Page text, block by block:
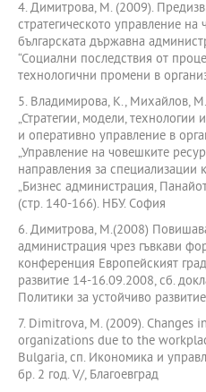
4. Димитрова, М. (2009).
стратегическото управление
българската държавна
“Социални последствия от
технологични промени в
5. Владимирова, К., Михайлов,
„Стратегии, модели, технологии
и оперативно управление в
„Управление на човешките
направления за специализации
„Бизнес администрация,
(стр. 140-166). НБУ. София
6. Димитрова, М.(2008)
администрация чрез гъвкави
конференция Европейският
развитие 14-16.09.2008, сб.
Политики за устойчиво
7. Dimitrova, M. (2009).
organizations due to the
Bulgaria, сп. Икономика и
бр. 2 год. V/, Благоевград